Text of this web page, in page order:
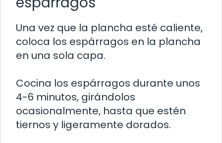
Una vez que la plancha esté caliente,
coloca los espárragos en la plancha
en una sola capa.
Cocina los espárragos durante unos
4-6 minutos, girándolos
ocasionalmente, hasta que estén
tiernos y ligeramente dorados.